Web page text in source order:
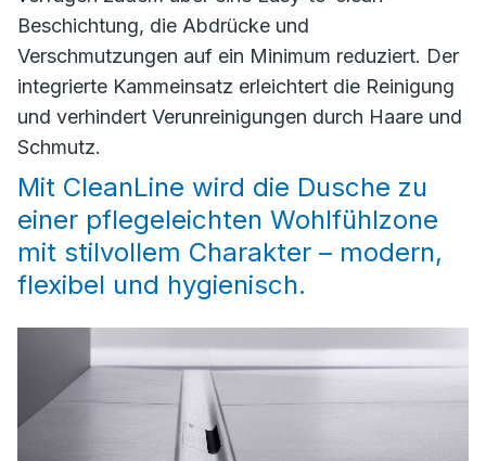
Beschichtung, die Abdrücke und
Verschmutzungen auf ein Minimum reduziert. Der
integrierte Kammeinsatz erleichtert die Reinigung
und verhindert Verunreinigungen durch Haare und
Schmutz.
Mit CleanLine wird die Dusche zu
einer pflegeleichten Wohlfühlzone
mit stilvollem Charakter – modern,
flexibel und hygienisch.